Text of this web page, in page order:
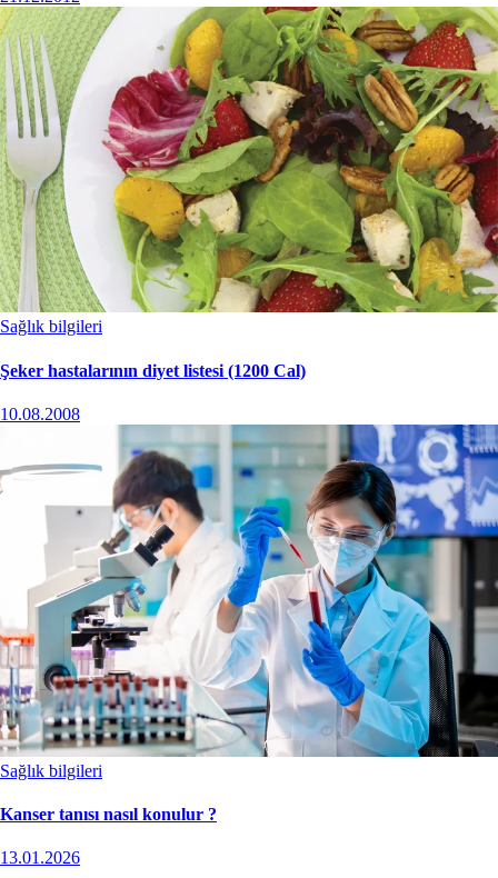
Sağlık bilgileri
Şeker hastalarının diyet listesi (1200 Cal)
10.08.2008
Sağlık bilgileri
Kanser tanısı nasıl konulur ?
13.01.2026